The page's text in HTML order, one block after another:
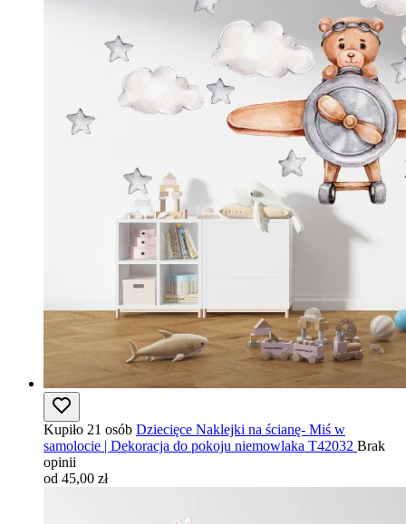
Kupiło 21 osób Dziecięce Naklejki na ścianę- Miś w
samolocie | Dekoracja do pokoju niemowlaka T42032 Brak
opinii
od 45,00 zł